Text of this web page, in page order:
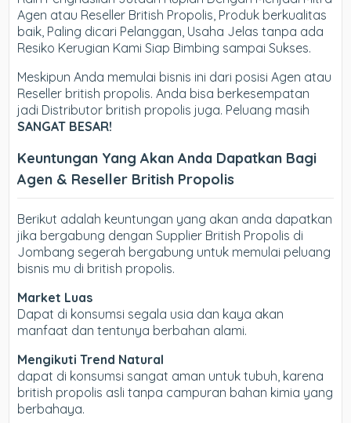
Agen atau Reseller British Propolis, Produk berkualitas
baik, Paling dicari Pelanggan, Usaha Jelas tanpa ada
Resiko Kerugian Kami Siap Bimbing sampai Sukses.
Meskipun Anda memulai bisnis ini dari posisi Agen atau
Reseller british propolis. Anda bisa berkesempatan
jadi Distributor british propolis juga. Peluang masih
SANGAT BESAR!
Keuntungan Yang Akan Anda Dapatkan Bagi
Agen & Reseller British Propolis
Berikut adalah keuntungan yang akan anda dapatkan
jika bergabung dengan Supplier British Propolis di
Jombang segerah bergabung untuk memulai peluang
bisnis mu di british propolis.
Market Luas
Dapat di konsumsi segala usia dan kaya akan
manfaat dan tentunya berbahan alami.
Mengikuti Trend Natural
dapat di konsumsi sangat aman untuk tubuh, karena
british propolis asli tanpa campuran bahan kimia yang
berbahaya.